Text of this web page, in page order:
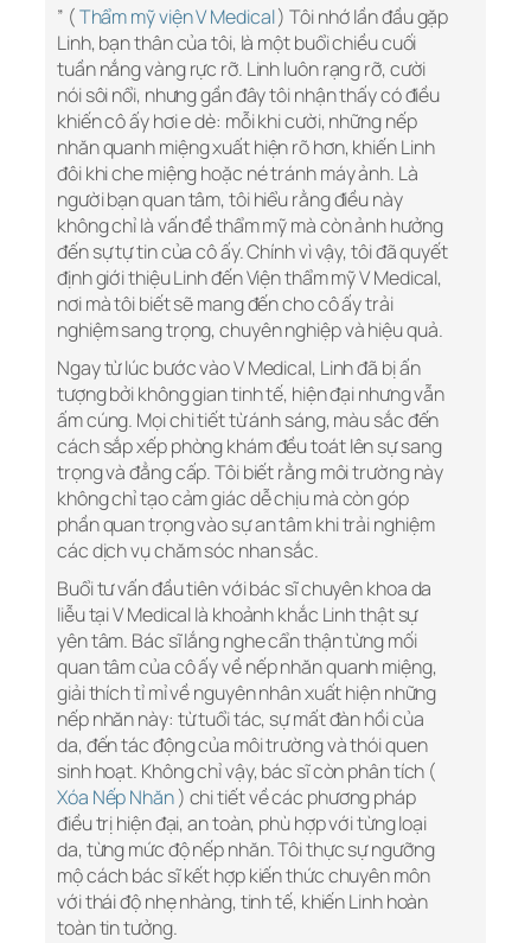
” (Thẩm mỹ viện V Medical) Tôi nhớ lần đầu gặp
Linh, bạn thân của tôi, là một buổi chiều cuối
tuần nắng vàng rực rỡ. Linh luôn rạng rỡ, cười
nói sôi nổi, nhưng gần đây tôi nhận thấy có điều
khiến cô ấy hơi e dè: mỗi khi cười, những nếp
nhăn quanh miệng xuất hiện rõ hơn, khiến Linh
đôi khi che miệng hoặc né tránh máy ảnh. Là
người bạn quan tâm, tôi hiểu rằng điều này
không chỉ là vấn đề thẩm mỹ mà còn ảnh hưởng
đến sự tự tin của cô ấy. Chính vì vậy, tôi đã quyết
định giới thiệu Linh đến Viện thẩm mỹ V Medical,
nơi mà tôi biết sẽ mang đến cho cô ấy trải
nghiệm sang trọng, chuyên nghiệp và hiệu quả.
Ngay từ lúc bước vào V Medical, Linh đã bị ấn
tượng bởi không gian tinh tế, hiện đại nhưng vẫn
ấm cúng. Mọi chi tiết từ ánh sáng, màu sắc đến
cách sắp xếp phòng khám đều toát lên sự sang
trọng và đẳng cấp. Tôi biết rằng môi trường này
không chỉ tạo cảm giác dễ chịu mà còn góp
phần quan trọng vào sự an tâm khi trải nghiệm
các dịch vụ chăm sóc nhan sắc.
Buổi tư vấn đầu tiên với bác sĩ chuyên khoa da
liễu tại V Medical là khoảnh khắc Linh thật sự
yên tâm. Bác sĩ lắng nghe cẩn thận từng mối
quan tâm của cô ấy về nếp nhăn quanh miệng,
giải thích tỉ mỉ về nguyên nhân xuất hiện những
nếp nhăn này: từ tuổi tác, sự mất đàn hồi của
da, đến tác động của môi trường và thói quen
sinh hoạt. Không chỉ vậy, bác sĩ còn phân tích (
Xóa Nếp Nhăn) chi tiết về các phương pháp
điều trị hiện đại, an toàn, phù hợp với từng loại
da, từng mức độ nếp nhăn. Tôi thực sự ngưỡng
mộ cách bác sĩ kết hợp kiến thức chuyên môn
với thái độ nhẹ nhàng, tinh tế, khiến Linh hoàn
toàn tin tưởng.